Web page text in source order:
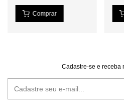
Cadastre-se e receba